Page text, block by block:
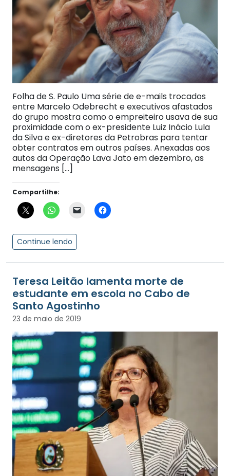
Folha de S. Paulo Uma série de e-mails trocados
entre Marcelo Odebrecht e executivos afastados
do grupo mostra como o empreiteiro usava de sua
proximidade com o ex-presidente Luiz Inácio Lula
da Silva e ex-diretores da Petrobras para tentar
obter contratos em outros países. Anexadas aos
autos da Operação Lava Jato em dezembro, as
mensagens […]
Compartilhe:
Continue lendo
Teresa Leitão lamenta morte de
estudante em escola no Cabo de
Santo Agostinho
23 de maio de 2019